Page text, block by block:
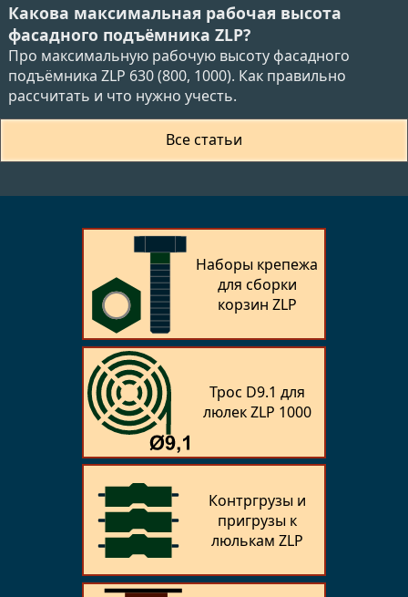
Какова максимальная рабочая высота
фасадного подъёмника ZLP?
Про максимальную рабочую высоту фасадного
подъёмника ZLP 630 (800, 1000). Как правильно
рассчитать и что нужно учесть.
Все статьи
Наборы крепежа
для сборки
корзин ZLP
Трос D9.1 для
люлек ZLP 1000
Контргрузы и
пригрузы к
люлькам ZLP